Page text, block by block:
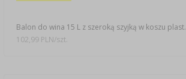
Balon do wina 15 L z szeroką szyjką w koszu plast.
102,99 PLN/szt.